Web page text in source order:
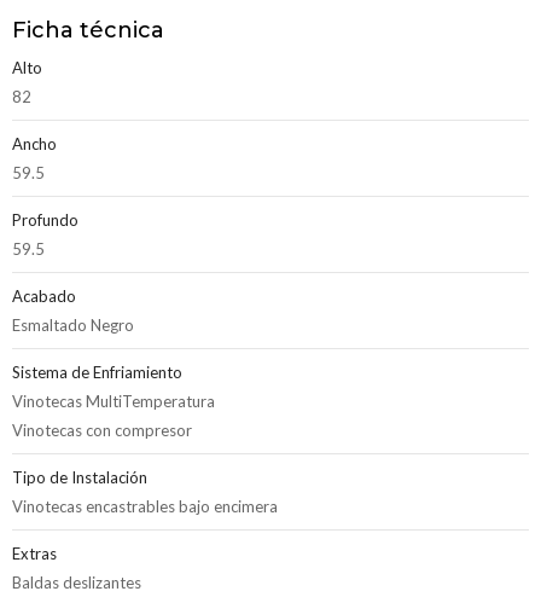
Ficha técnica
Alto
82
Ancho
59.5
Profundo
59.5
Acabado
Esmaltado Negro
Sistema de Enfriamiento
Vinotecas MultiTemperatura
Vinotecas con compresor
Tipo de Instalación
Vinotecas encastrables bajo encimera
Extras
Baldas deslizantes